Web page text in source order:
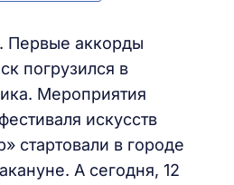
Первые аккорды
погрузился в
Мероприятия
искусств
стартовали в городе
А сегодня, 12